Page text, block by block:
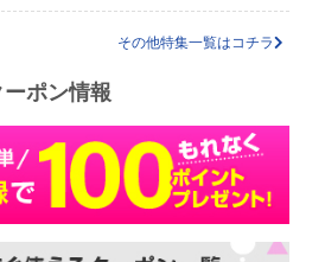
その他特集一覧はコチラ
ポン情報